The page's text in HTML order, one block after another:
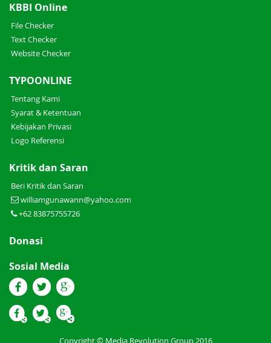
KBBI Online
File Checker
Text Checker
Website Checker
TYPOONLINE
Tentang Kami
Syarat & Ketentuan
Kebijakan Privasi
Logo Referensi
Kritik dan Saran
Beri Kritik dan Saran
williamgunawann@yahoo.com
+62 83875755726
Donasi
Sosial Media
Copyright © Media Revolution Group 2016